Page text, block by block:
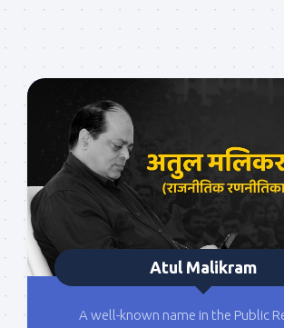
Atul Malikram
A well-known name in the Public